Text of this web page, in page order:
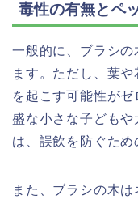
毒性の有無とペ
一般的に、ブラシ
ます。ただし、葉
を起こす可能性が
盛な小さな子ども
は、誤飲を防ぐため
また、ブラシの木は